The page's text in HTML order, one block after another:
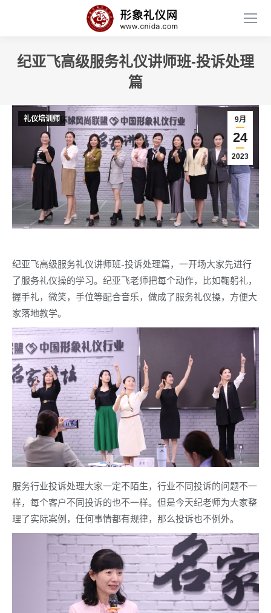
纪亚飞高级服务礼仪讲师班-投诉处理
篇
9月
24
2023
礼仪培训师
纪亚飞高级服务礼仪讲师班-投诉处理篇，一开场大家先进行
了服务礼仪操的学习。纪亚飞老师把每个动作，比如鞠躬礼，
握手礼，微笑，手位等配合音乐，做成了服务礼仪操，方便大
家落地教学。
服务行业投诉处理大家一定不陌生，行业不同投诉的问题不一
样，每个客户不同投诉的也不一样。但是今天纪老师为大家整
理了实际案例，任何事情都有规律，那么投诉也不例外。